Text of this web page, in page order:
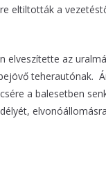
a
elveszítette az
teherautónak.
a balesetben